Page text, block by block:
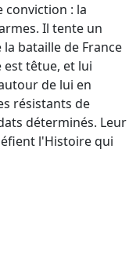
conviction : la
Il tente un
bataille de France
est têtue, et lui
de lui en
résistants de
déterminés. Leur
l'Histoire qui